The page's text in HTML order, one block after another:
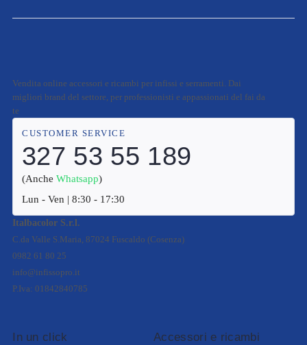
Vendita online accessori e ricambi per infissi e serramenti. Dai
migliori brand del settore, per professionisti e appassionati del fai da
te
CUSTOMER SERVICE
327 53 55 189
(AncheWhatsapp)
Lun - Ven | 8:30 - 17:30
Italbacolor S.r.l.
C.da Valle S.Maria, 87024 Fuscaldo (Cosenza)
0982 61 80 25
info@infissopro.it
P.Iva: 01842840785
In un click Accessori e ricambi